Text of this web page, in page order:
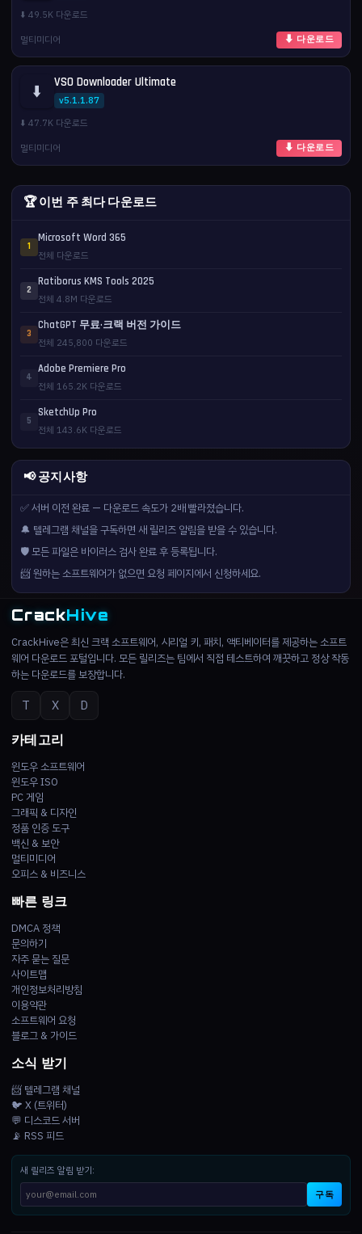
⬇️ 49.5K 다운로드
멀티미디어
⬇ 다운로드
⬇️ VSO Downloader Ultimate
v5.1.1.87
⬇️ 47.7K 다운로드
멀티미디어
⬇ 다운로드
🏆 이번 주 최다 다운로드
1
Microsoft Word 365
전체 다운로드
2
Ratiborus KMS Tools 2025
전체 4.8M 다운로드
3
ChatGPT 무료·크랙 버전 가이드
전체 245,800 다운로드
4
Adobe Premiere Pro
전체 165.2K 다운로드
5
SketchUp Pro
전체 143.6K 다운로드
📢 공지사항
✅ 서버 이전 완료 — 다운로드 속도가 2배 빨라졌습니다.
🔔 텔레그램 채널을 구독하면 새 릴리즈 알림을 받을 수 있습니다.
🛡️ 모든 파일은 바이러스 검사 완료 후 등록됩니다.
📨 원하는 소프트웨어가 없으면 요청 페이지에서 신청하세요.
CrackHive
CrackHive은 최신 크랙 소프트웨어, 시리얼 키, 패치, 액티베이터를 제공하는 소프트
웨어 다운로드 포털입니다. 모든 릴리즈는 팀에서 직접 테스트하여 깨끗하고 정상 작동
하는 다운로드를 보장합니다.
T X D
카테고리
윈도우 소프트웨어
윈도우 ISO
PC 게임
그래픽 & 디자인
정품 인증 도구
백신 & 보안
멀티미디어
오피스 & 비즈니스
빠른 링크
DMCA 정책
문의하기
자주 묻는 질문
사이트맵
개인정보처리방침
이용약관
소프트웨어 요청
블로그 & 가이드
소식 받기
📨 텔레그램 채널
🐦 X (트위터)
💬 디스코드 서버
📡 RSS 피드
새 릴리즈 알림 받기:
구독